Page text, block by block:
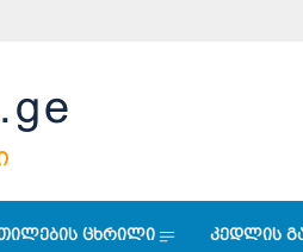
ცხრილი კედლის